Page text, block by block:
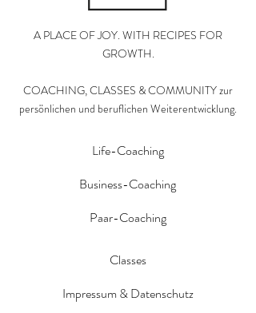
A PLACE OF JOY. WITH RECIPES FOR
GROWTH.
COACHING, CLASSES & COMMUNITY zur
persönlichen und beruflichen Weiterentwicklung.
Life-Coaching
Business-Coaching
Paar-Coaching
Classes
Impressum & Datenschutz